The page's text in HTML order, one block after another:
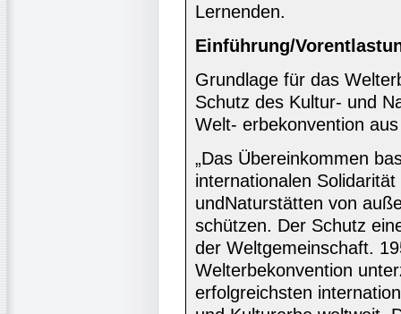
Lernenden.
Einführung/
Grundlage für das
Schutz des Kultur- und
Welt- erbekonvention
„Das Übereinkommen
internationalen
undNaturstätten von
schützen. Der Schutz
der Weltgemeinschaft.
Welterbekonvention
erfolgreichsten